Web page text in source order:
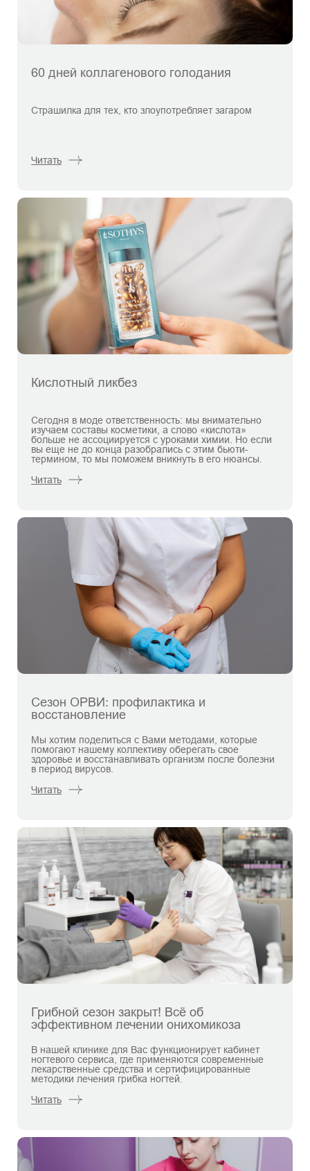
60 дней коллагенового голодания
Страшилка для тех, кто злоупотребляет загаром
Читать
Кислотный ликбез
Сегодня в моде ответственность: мы внимательно
изучаем составы косметики, а слово «кислота»
больше не ассоциируется с уроками химии. Но если
вы еще не до конца разобрались с этим бьюти-
термином, то мы поможем вникнуть в его нюансы.
Читать
Сезон ОРВИ: профилактика и
восстановление
Мы хотим поделиться с Вами методами, которые
помогают нашему коллективу оберегать свое
здоровье и восстанавливать организм после болезни
в период вирусов.
Читать
Грибной сезон закрыт! Всё об
эффективном лечении онихомикоза
В нашей клинике для Вас функционирует кабинет
ногтевого сервиса, где применяются современные
лекарственные средства и сертифицированные
методики лечения грибка ногтей.
Читать